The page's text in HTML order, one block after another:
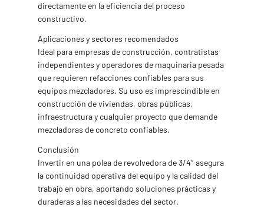
directamente en la eficiencia del proceso
constructivo.
Aplicaciones y sectores recomendados
Ideal para empresas de construcción, contratistas
independientes y operadores de maquinaria pesada
que requieren refacciones confiables para sus
equipos mezcladores. Su uso es imprescindible en
construcción de viviendas, obras públicas,
infraestructura y cualquier proyecto que demande
mezcladoras de concreto confiables.
Conclusión
Invertir en una polea de revolvedora de 3/4″ asegura
la continuidad operativa del equipo y la calidad del
trabajo en obra, aportando soluciones prácticas y
duraderas a las necesidades del sector.